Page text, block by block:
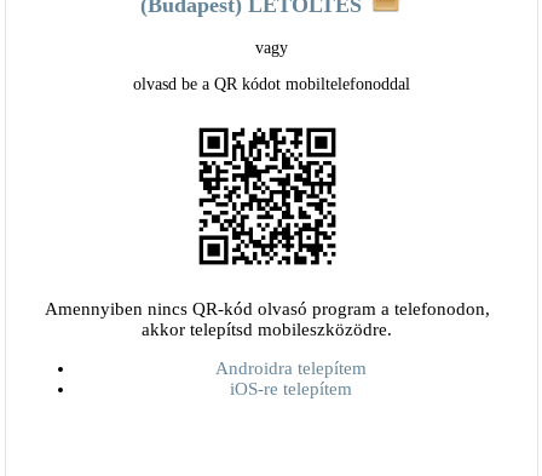
vagy
olvasd be a QR kódot mobiltelefonoddal
Amennyiben nincs QR-kód olvasó program a telefonodon,
akkor telepítsd mobileszközödre.
Androidra telepítem
iOS-re telepítem